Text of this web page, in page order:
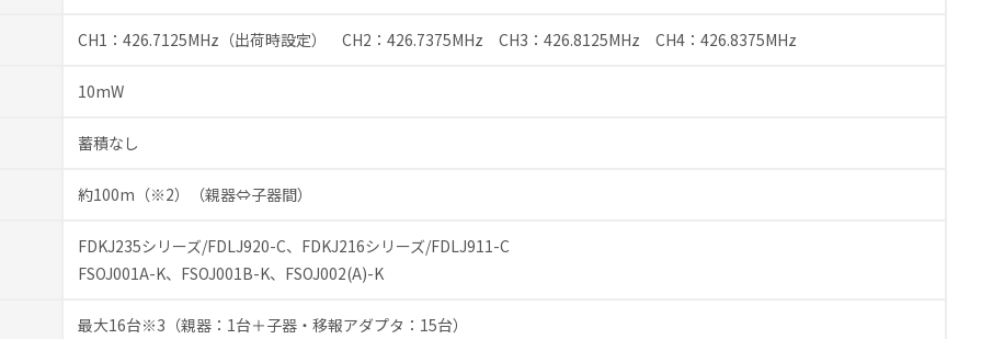
CH1：426.7125MHz（出荷時設定） CH2：426.7375MHz CH3：426.8125MHz CH4：426.8375MHz
10mW
蓄積なし
約100m（※2）（親器⇔子器間）
FDKJ235シリーズ/FDLJ920-C、FDKJ216シリーズ/FDLJ911-C
FSOJ001A-K、FSOJ001B-K、FSOJ002(A)-K
最大16台※3（親器：1台＋子器・移報アダプタ：15台）